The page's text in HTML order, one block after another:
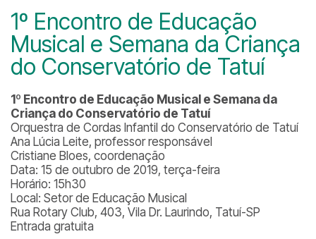
1º Encontro de Educação
Musical e Semana da Criança
do Conservatório de Tatuí
1º Encontro de Educação Musical e Semana da
Criança do Conservatório de Tatuí
Orquestra de Cordas Infantil do Conservatório de Tatuí
Ana Lúcia Leite, professor responsável
Cristiane Bloes, coordenação
Data: 15 de outubro de 2019, terça-feira
Horário: 15h30
Local: Setor de Educação Musical
Rua Rotary Club, 403, Vila Dr. Laurindo, Tatuí-SP
Entrada gratuita